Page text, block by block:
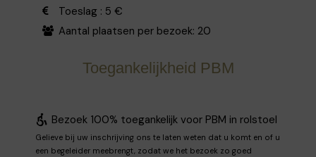
Toeslag : 5 €
Aantal plaatsen per bezoek: 20
Toegankelijkheid PBM
Bezoek 100% toegankelijk voor PBM in rolstoel
Gelieve bij uw inschrijving ons te laten weten dat u komt en of u
een begeleider meebrengt, zodat we het bezoek zo goed